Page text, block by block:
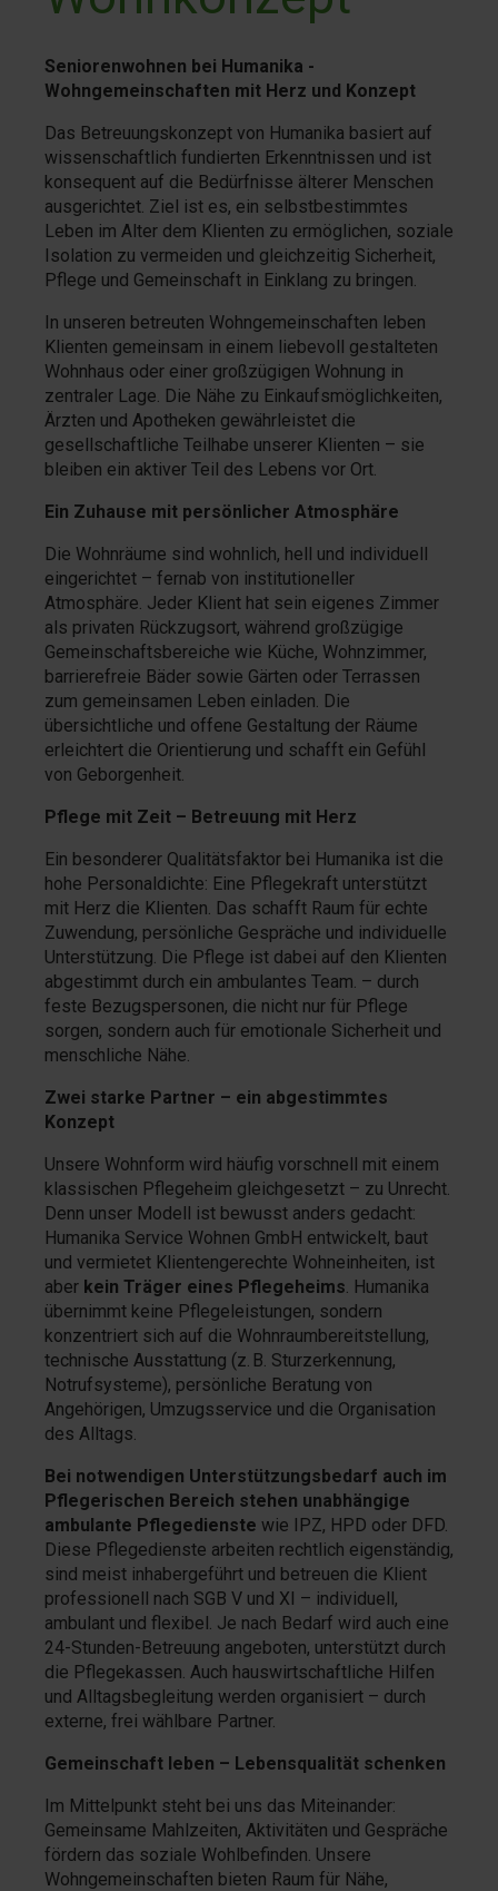
Seniorenwohnen bei Humanika -
Wohngemeinschaften mit Herz und Konzept
Das Betreuungskonzept von Humanika basiert auf
wissenschaftlich fundierten Erkenntnissen und ist
konsequent auf die Bedürfnisse älterer Menschen
ausgerichtet. Ziel ist es, ein selbstbestimmtes
Leben im Alter dem Klienten zu ermöglichen, soziale
Isolation zu vermeiden und gleichzeitig Sicherheit,
Pflege und Gemeinschaft in Einklang zu bringen.
In unseren betreuten Wohngemeinschaften leben
Klienten gemeinsam in einem liebevoll gestalteten
Wohnhaus oder einer großzügigen Wohnung in
zentraler Lage. Die Nähe zu Einkaufsmöglichkeiten,
Ärzten und Apotheken gewährleistet die
gesellschaftliche Teilhabe unserer Klienten – sie
bleiben ein aktiver Teil des Lebens vor Ort.
Ein Zuhause mit persönlicher Atmosphäre
Die Wohnräume sind wohnlich, hell und individuell
eingerichtet – fernab von institutioneller
Atmosphäre. Jeder Klient hat sein eigenes Zimmer
als privaten Rückzugsort, während großzügige
Gemeinschaftsbereiche wie Küche, Wohnzimmer,
barrierefreie Bäder sowie Gärten oder Terrassen
zum gemeinsamen Leben einladen. Die
übersichtliche und offene Gestaltung der Räume
erleichtert die Orientierung und schafft ein Gefühl
von Geborgenheit.
Pflege mit Zeit – Betreuung mit Herz
Ein besonderer Qualitätsfaktor bei Humanika ist die
hohe Personaldichte: Eine Pflegekraft unterstützt
mit Herz die Klienten. Das schafft Raum für echte
Zuwendung, persönliche Gespräche und individuelle
Unterstützung. Die Pflege ist dabei auf den Klienten
abgestimmt durch ein ambulantes Team. – durch
feste Bezugspersonen, die nicht nur für Pflege
sorgen, sondern auch für emotionale Sicherheit und
menschliche Nähe.
Zwei starke Partner – ein abgestimmtes
Konzept
Unsere Wohnform wird häufig vorschnell mit einem
klassischen Pflegeheim gleichgesetzt – zu Unrecht.
Denn unser Modell ist bewusst anders gedacht:
Humanika Service Wohnen GmbH entwickelt, baut
und vermietet Klientengerechte Wohneinheiten, ist
aber kein Träger eines Pflegeheims . Humanika
übernimmt keine Pflegeleistungen, sondern
konzentriert sich auf die Wohnraumbereitstellung,
technische Ausstattung (z. B. Sturzerkennung,
Notrufsysteme), persönliche Beratung von
Angehörigen, Umzugsservice und die Organisation
des Alltags.
Bei notwendigen Unterstützungsbedarf auch im
Pflegerischen Bereich stehen unabhängige
ambulante Pflegedienste wie IPZ, HPD oder DFD.
Diese Pflegedienste arbeiten rechtlich eigenständig,
sind meist inhabergeführt und betreuen die Klient
professionell nach SGB V und XI – individuell,
ambulant und flexibel. Je nach Bedarf wird auch eine
24-Stunden-Betreuung angeboten, unterstützt durch
die Pflegekassen. Auch hauswirtschaftliche Hilfen
und Alltagsbegleitung werden organisiert – durch
externe, frei wählbare Partner.
Gemeinschaft leben – Lebensqualität schenken
Im Mittelpunkt steht bei uns das Miteinander:
Gemeinsame Mahlzeiten, Aktivitäten und Gespräche
fördern das soziale Wohlbefinden. Unsere
Wohngemeinschaften bieten Raum für Nähe,